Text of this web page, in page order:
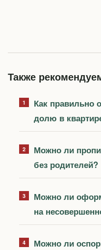
Также
Как правильно
долю в
Можно ли
без родителей?
Можно ли
на
Можно ли